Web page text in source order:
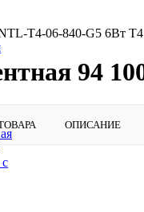
T4-06-840-G5 6Вт
94
ОПИСАНИЕ